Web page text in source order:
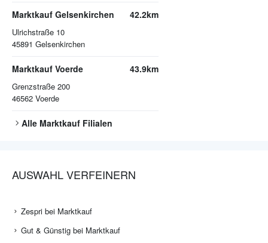
Marktkauf Gelsenkirchen
Ulrichstraße 10
45891 Gelsenkirchen
42.2km
Marktkauf Voerde
Grenzstraße 200
46562 Voerde
43.9km
Alle Marktkauf Filialen
AUSWAHL VERFEINERN
Zespri bei Marktkauf
Gut & Günstig bei Marktkauf